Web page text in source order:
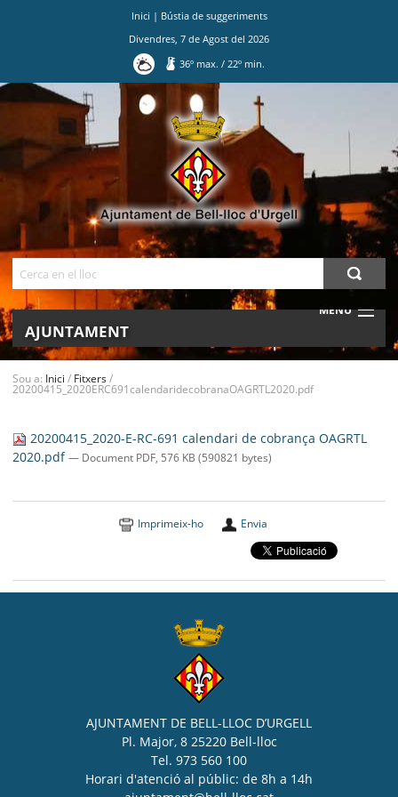
Inici | Bústia de suggeriments
Divendres 7 de Agost del 2026
36º max./ 22º min.
MENU
AJUNTAMENT
BELL-LLOC SOLUCIONA
Sou a: Inici / Fitxers/
20200415_2020ERC691calendaridecobranaOAGRTL2020.pdf
20200415_2020-E-RC-691 calendari de cobrança OAGRTL
2020.pdf— Document PDF, 576 KB (590821 bytes)
Imprimeix-ho Envia
AJUNTAMENT DE BELL-LLOC D’URGELL
Pl. Major, 8 25220 Bell-lloc
Tel. 973 560 100
Horari d'atenció al públic: de 8h a 14h